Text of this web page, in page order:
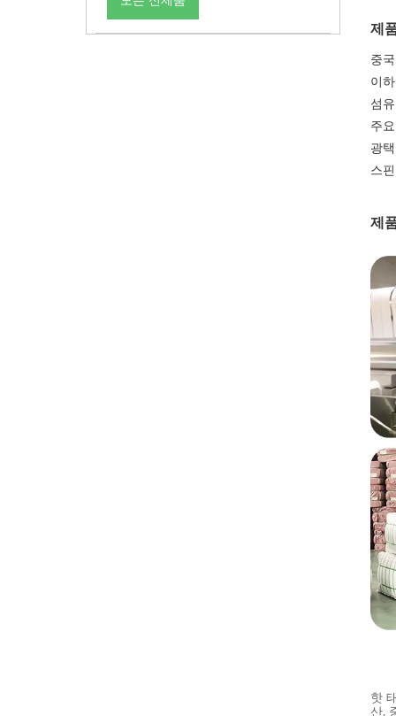
제
중
이
섬
주
광
스
제
핫
산,